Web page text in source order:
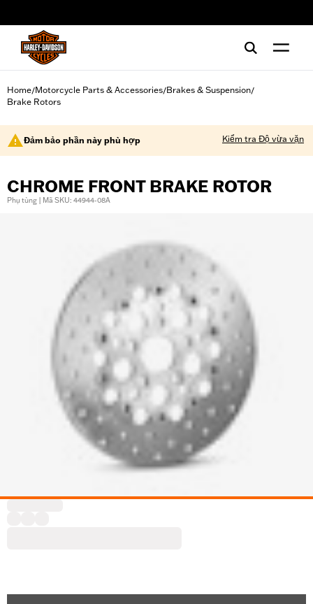
Home/Motorcycle Parts & Accessories/Brakes & Suspension/
Brake Rotors
Đảm bảo phần này phù hợp Kiểm tra Độ vừa vặn
CHROME FRONT BRAKE ROTOR
Phụ tùng | Mã SKU: 44944-08A